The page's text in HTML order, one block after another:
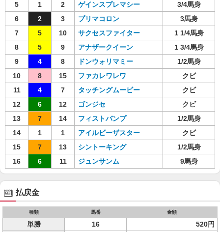
5
1 2 ゲインスプレマシー
3/4馬身
6
2 3 プリマコロン
3馬身
7
5 10 サクセスファイター
1 1/4馬身
8
5 9 アナザークイーン
1 3/4馬身
9
4 8 ドンウォリマミー
1/2馬身
10
8 15 ファカレワレワ
クビ
11
4 7 タッチングムービー
クビ
12
6 12 ゴンジセ
クビ
13
7 14 フィストバンプ
1/2馬身
14
1 1 アイルビーザスター
クビ
15
7 13 シントーキング
1/2馬身
16
6 11 ジュンサンム 9馬身
払戻金
種類 馬番 金額
単勝 16 520円